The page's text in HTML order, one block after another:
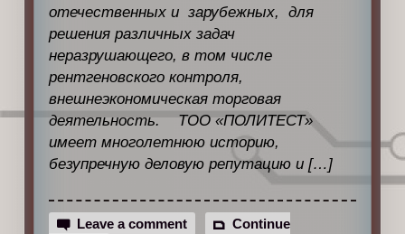
отечественных и зарубежных, для
решения различных задач
неразрушающего, в том числе
рентгеновского контроля,
внешнеэкономическая торговая
деятельность. ТОО «ПОЛИТЕСТ»
имеет многолетнюю историю,
безупречную деловую репутацию и […]
Leave a comment
Continue